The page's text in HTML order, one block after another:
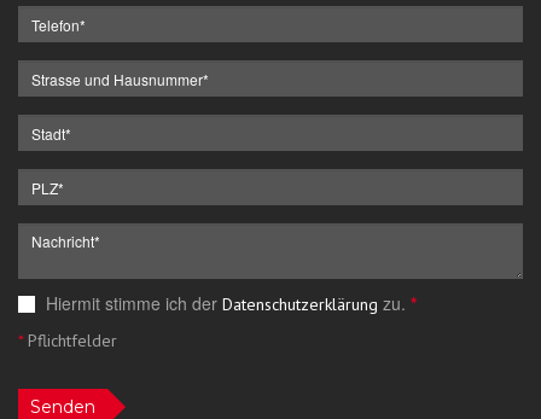
Hiermit stimme ich der Datenschutzerklärung zu. *
*Pflichtfelder
Senden